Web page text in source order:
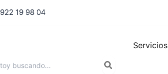
922 19 98 04
Servicios